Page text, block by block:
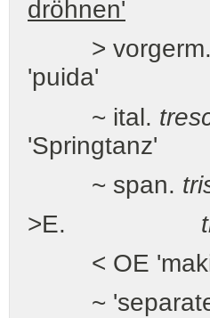
dröhnen'
> vorgerm.
'puida'
~ ital.
'Springtanz'
~ span.
>E.
< OE
~ 'separate